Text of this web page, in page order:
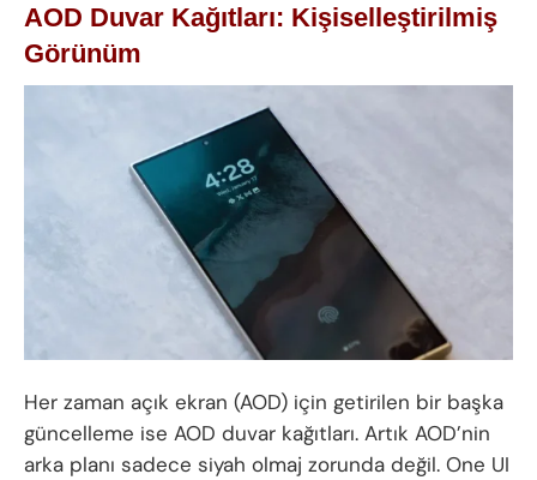
AOD Duvar Kağıtları: Kişiselleştirilmiş
Görünüm
Her zaman açık ekran (AOD) için getirilen bir başka
güncelleme ise AOD duvar kağıtları. Artık AOD’nin
arka planı sadece siyah olmaj zorunda değil. One UI